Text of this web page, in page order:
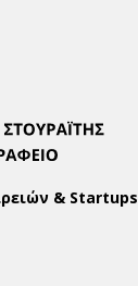
& Startups